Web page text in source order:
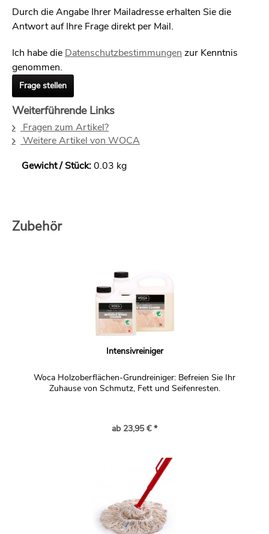
Durch die Angabe Ihrer Mailadresse erhalten Sie die
Antwort auf Ihre Frage direkt per Mail.
Ich habe die Datenschutzbestimmungen zur Kenntnis
genommen.
Frage stellen
Weiterführende Links
Fragen zum Artikel?
Weitere Artikel von WOCA
Gewicht / Stück:0.03 kg
Zubehör
Intensivreiniger
Woca Holzoberflächen-Grundreiniger: Befreien Sie Ihr
Zuhause von Schmutz, Fett und Seifenresten.
ab 23,95 € *